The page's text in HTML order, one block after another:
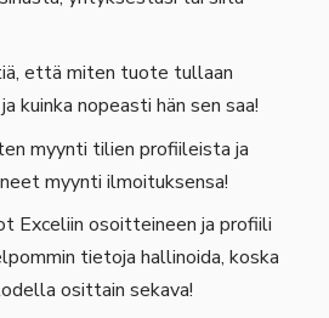
että miten tuote tullaan
kuinka nopeasti hän sen saa!
myynti tilien profiileista ja
myynti ilmoituksensa!
Exceliin osoitteineen ja profiili
tietoja hallinoida, koska
osittain sekava!